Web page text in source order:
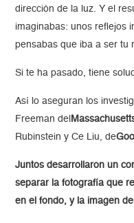
dirección de la luz. Y el
imaginabas: unos reflejos
pensabas que iba a ser tu
Si te ha pasado, tiene
Así lo aseguran los
Freeman del
Rubinstein y Ce Liu, de
Juntos desarrollaron un
separar la fotografía que
en el fondo, y la imagen